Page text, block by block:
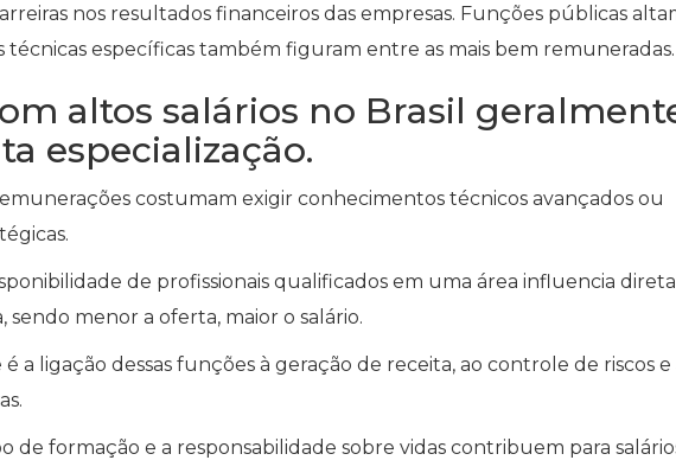
nos resultados financeiros das empresas. Funções públicas
técnicas específicas também figuram entre as mais bem remuneradas.
altos salários no Brasil
especialização.
costumam exigir conhecimentos técnicos avançados ou
de profissionais qualificados em uma área influencia
menor a oferta, maior o salário.
ligação dessas funções à geração de receita, ao controle de riscos e
de formação e a responsabilidade sobre vidas contribuem para